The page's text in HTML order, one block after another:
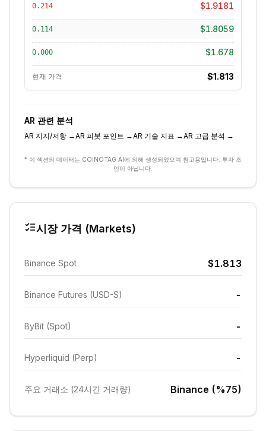
0.214 $1.9181
0.114 $1.8059
0.000 $1.678
현재 가격 $1.813
AR 관련 분석
AR 지지/저항 →AR 피봇 포인트 →AR 기술 지표 →AR 고급 분석 →
* 이 섹션의 데이터는 COINOTAG AI에 의해 생성되었으며 참고용입니다. 투자 조
언이 아닙니다.
시장 가격 (Markets)
Binance Spot $1.813
Binance Futures (USD-S) -
ByBit (Spot) -
Hyperliquid (Perp) -
주요 거래소 (24시간 거래량) Binance (%75)